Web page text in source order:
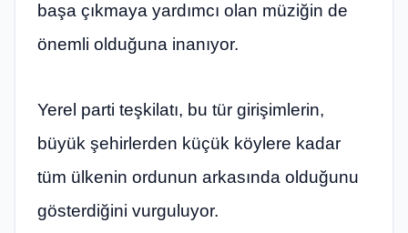
başa çıkmaya yardımcı olan müziğin de
önemli olduğuna inanıyor.
Yerel parti teşkilatı, bu tür girişimlerin,
büyük şehirlerden küçük köylere kadar
tüm ülkenin ordunun arkasında olduğunu
gösterdiğini vurguluyor.